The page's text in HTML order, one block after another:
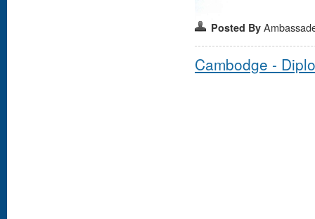
Posted By
Cambodge -